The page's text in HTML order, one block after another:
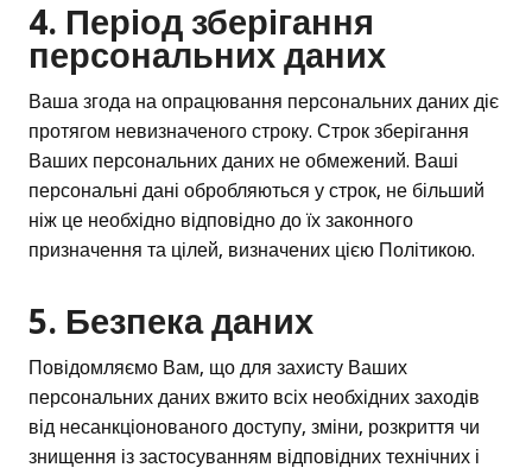
4. Період зберігання
персональних даних
Ваша згода на опрацювання персональних даних діє
протягом невизначеного строку. Строк зберігання
Ваших персональних даних не обмежений. Ваші
персональні дані обробляються у строк, не більший
ніж це необхідно відповідно до їх законного
призначення та цілей, визначених цією Політикою.
5. Безпека даних
Повідомляємо Вам, що для захисту Ваших
персональних даних вжито всіх необхідних заходів
від несанкціонованого доступу, зміни, розкриття чи
знищення із застосуванням відповідних технічних і